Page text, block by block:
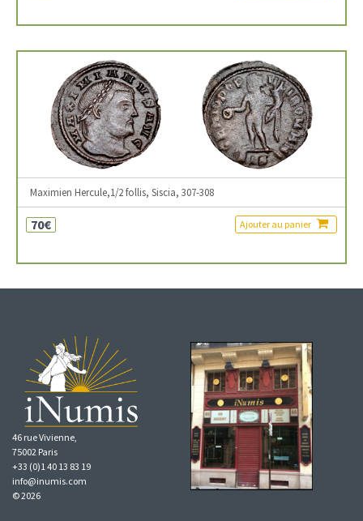
Maximien Hercule,1/2 follis, Siscia, 307-308
70€ Ajouter au panier
46 rue Vivienne,
75002 Paris
+33 (0)1 40 13 83 19
info@inumis.com
© 2026